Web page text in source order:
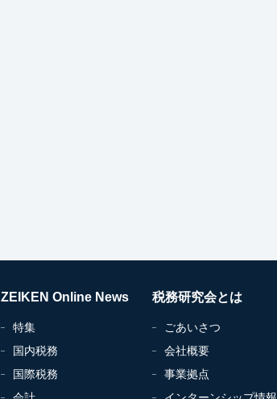
ZEIKEN Online News
特集
国内税務
国際税務
税務研究会とは
ごあいさつ
会社概要
事業拠点